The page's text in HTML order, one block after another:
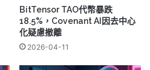
BitTensor TAO代幣暴跌
18.5%，Covenant AI因去中心
化疑慮撤離
2026-04-11